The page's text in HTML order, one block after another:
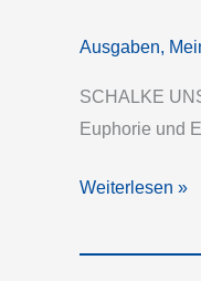
ich
frei“
Ausgaben,
SCHALKE
Euphorie und
Fernlichtblau,
Königsblau
Weiterlesen »